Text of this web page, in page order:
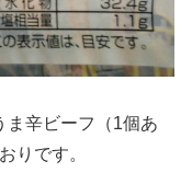
ま辛ビーフ（1個あ
りです。